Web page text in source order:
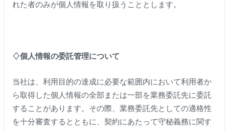
れた者のみが個人情報を取り扱うこととします。
♢個人情報の委託管理について
当社は、利用目的の達成に必要な範囲内において利用者か
ら取得した個人情報の全部または一部を業務委託先に委託
することがあります。その際、業務委託先としての適格性
を十分審査するとともに、契約にあたって守秘義務に関す